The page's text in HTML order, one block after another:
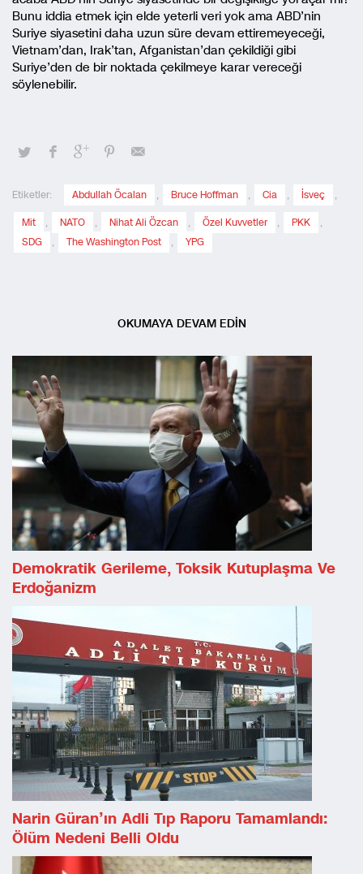
Bunu iddia etmek için elde yeterli veri yok ama ABD’nin
Suriye siyasetini daha uzun süre devam ettiremeyeceği,
Vietnam’dan, Irak’tan, Afganistan’dan çekildiği gibi
Suriye’den de bir noktada çekilmeye karar vereceği
söylenebilir.
Etiketler: Abdullah Öcalan , Bruce Hoffman , Cia , İsveç ,
Mit , NATO , Nihat Ali Özcan , Özel Kuvvetler , PKK
,
SDG
, The Washington Post , YPG
OKUMAYA DEVAM EDİN
Demokratik Gerileme, Toksik Kutuplaşma Ve
Erdoğanizm
Narin Güran’ın Adli Tıp Raporu Tamamlandı:
Ölüm Nedeni Belli Oldu